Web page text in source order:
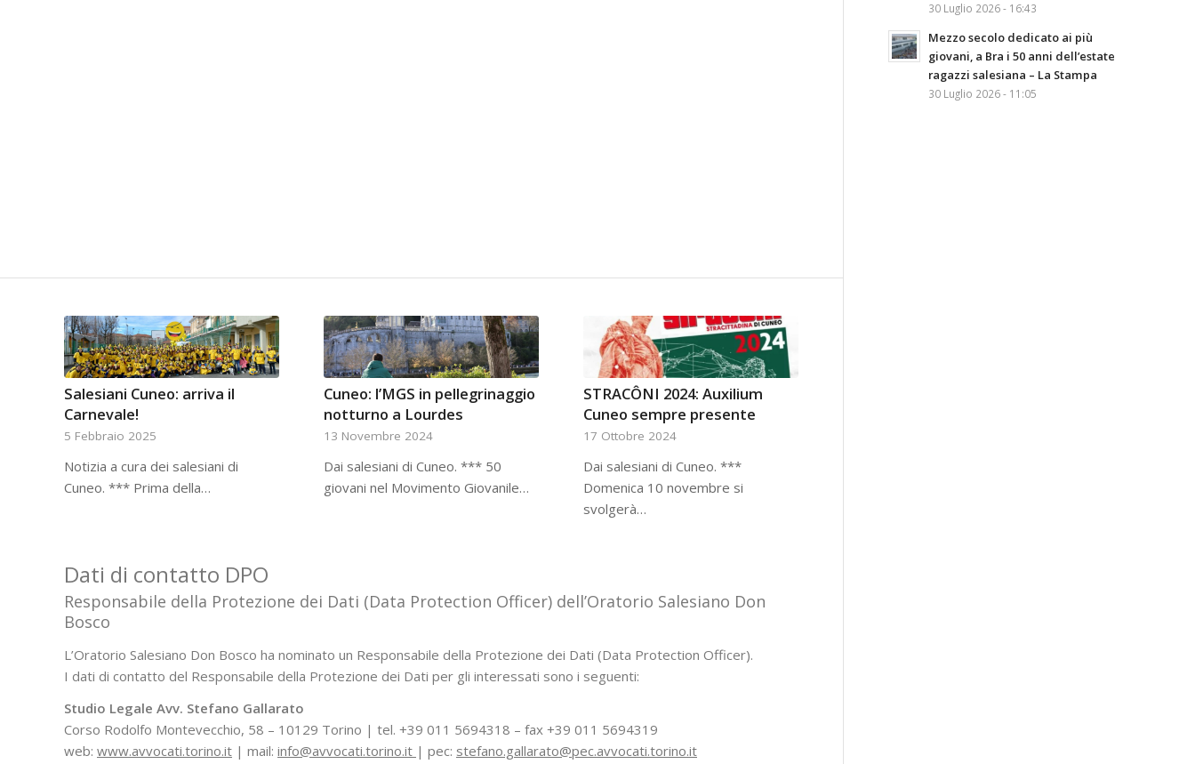
Salesiani Cuneo: arriva il
Carnevale!
5 Febbraio 2025
Notizia a cura dei salesiani di
Cuneo. *** Prima della…
Cuneo: l’MGS in pellegrinaggio
notturno a Lourdes
13 Novembre 2024
Dai salesiani di Cuneo. *** 50
giovani nel Movimento Giovanile…
STRACÔNI 2024: Auxilium
Cuneo sempre presente
17 Ottobre 2024
Dai salesiani di Cuneo. ***
Domenica 10 novembre si
svolgerà…
Dati di contatto DPO
Responsabile della Protezione dei Dati (Data Protection Officer) dell’Oratorio Salesiano Don
Bosco
L’Oratorio Salesiano Don Bosco ha nominato un Responsabile della Protezione dei Dati (Data Protection Officer).
I dati di contatto del Responsabile della Protezione dei Dati per gli interessati sono i seguenti:
Studio Legale Avv. Stefano Gallarato
Corso Rodolfo Montevecchio, 58 – 10129 Torino | tel. +39 011 5694318 – fax +39 011 5694319
web: www.avvocati.torino.it | mail: info@avvocati.torino.it | pec: stefano.gallarato@pec.avvocati.torino.it
30 Luglio 2026 - 16:43
Mezzo secolo dedicato ai più
giovani, a Bra i 50 anni dell’estate
ragazzi salesiana – La Stampa
30 Luglio 2026 - 11:05